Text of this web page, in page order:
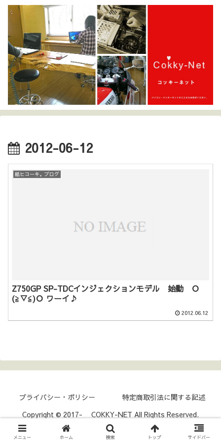
2012-06-12
紙ヒコーキ。ブログ
Z750GP SP-TDCインジェクションモデル 始動 Ｏ
(≧▽≦)Ｏ ワーイ♪
2012.06.12
プライバシー・ポリシー
特定商取引法に関する記述
Copyright © 2017- COKKY-NET All Rights Reserved.
メニュー ホーム 検索 トップ サイドバー